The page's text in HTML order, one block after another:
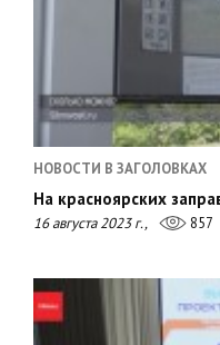
НОВОСТИ В ЗАГОЛОВКАХ
На красноярских
16 августа 2023 г., 857